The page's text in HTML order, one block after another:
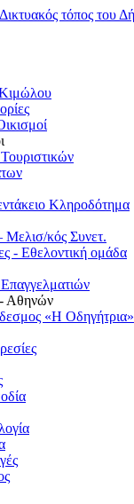
Κληροδότημα
Μελισ/κός Συνετ.
- Εθελοντική ομάδα
Αθηνών
«Η Οδηγήτρια»